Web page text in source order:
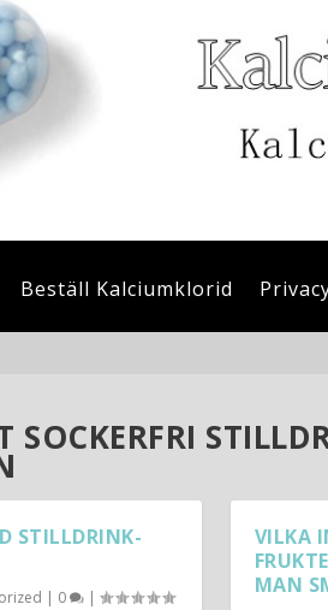
Beställ Kalciumklorid
SOCKERFRI
STILLDRINK-
| 0 |
VILKA
MAN